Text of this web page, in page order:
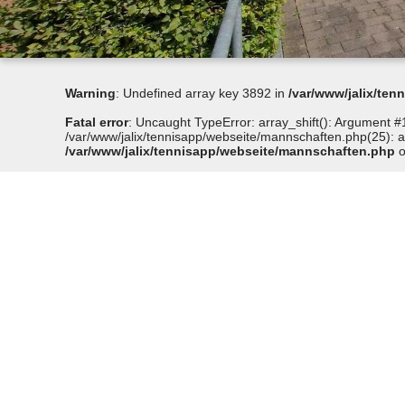
Warning: Undefined array key 3892 in /var/www/jalix/
Fatal error: Uncaught TypeError: array_shift(): Argument
/var/www/jalix/tennisapp/webseite/mannschaften.php(25):
/var/www/jalix/tennisapp/webseite/mannschaften.php